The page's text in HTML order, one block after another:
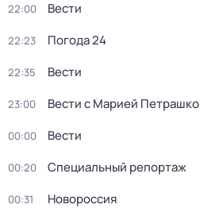
22:00 Вести
22:23 Погода 24
22:35 Вести
23:00 Вести с Марией Петрашко
00:00 Вести
00:20 Специальный репортаж
00:31 Новороссия